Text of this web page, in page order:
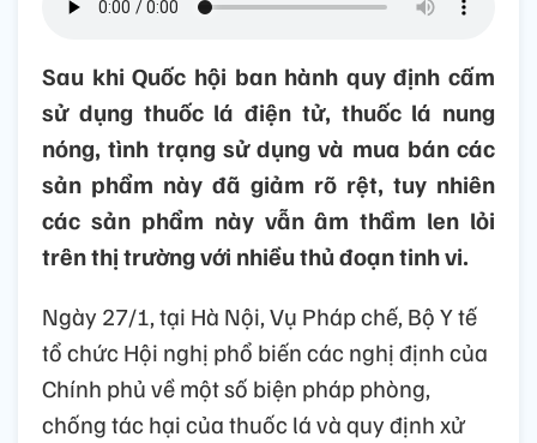
Sau khi Quốc hội ban hành quy định cấm
sử dụng thuốc lá điện tử, thuốc lá nung
nóng, tình trạng sử dụng và mua bán các
sản phẩm này đã giảm rõ rệt, tuy nhiên
các sản phẩm này vẫn âm thầm len lỏi
trên thị trường với nhiều thủ đoạn tinh vi.
Ngày 27/1, tại Hà Nội, Vụ Pháp chế, Bộ Y tế
tổ chức Hội nghị phổ biến các nghị định của
Chính phủ về một số biện pháp phòng,
chống tác hại của thuốc lá và quy định xử